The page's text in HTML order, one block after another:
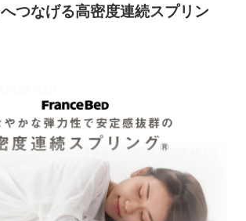
つなげる高密度連続スプリン